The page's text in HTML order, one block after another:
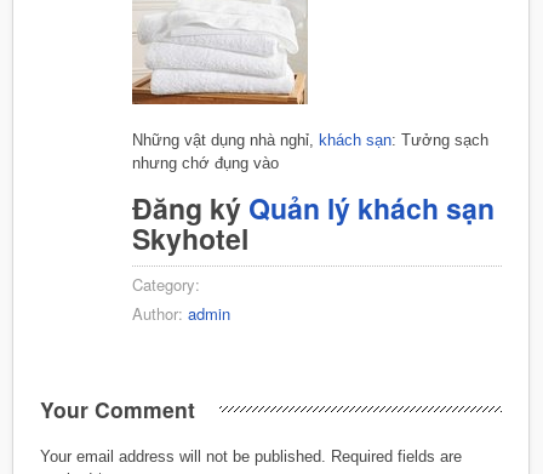
Những vật dụng nhà nghỉ, khách sạn: Tưởng sạch
nhưng chớ đụng vào
Đăng ký Quản lý khách sạn
Skyhotel
Category:
Author: admin
Your Comment
Your email address will not be published.
Required fields are